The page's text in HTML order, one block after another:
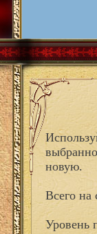
новую.
Всего на
Уровень